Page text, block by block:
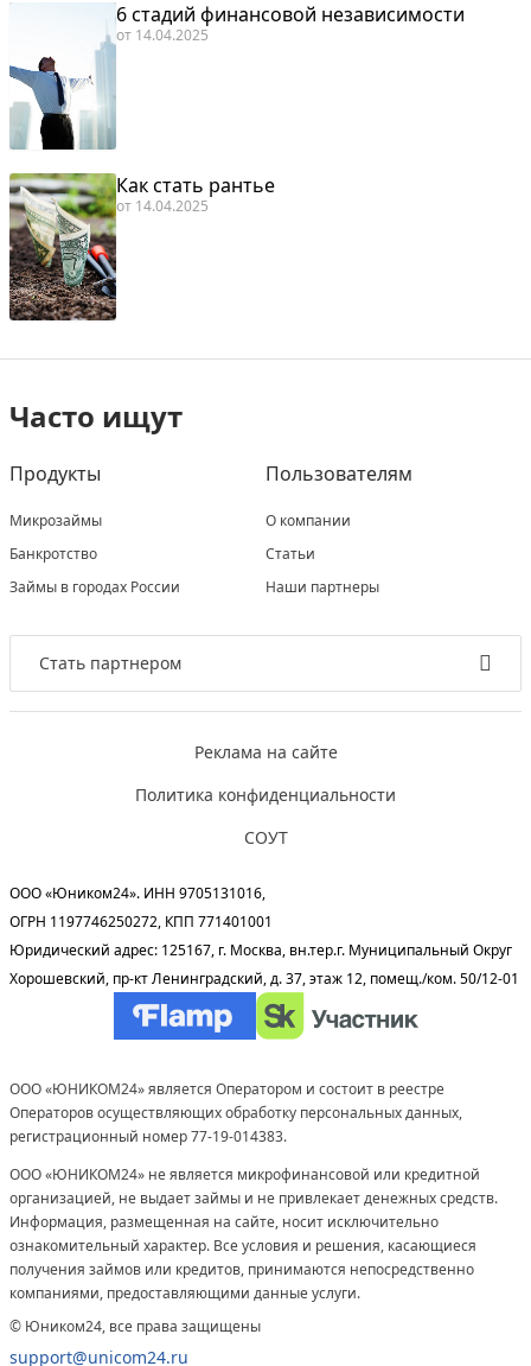
6 стадий финансовой независимости
от 14.04.2025
Как стать рантье
от 14.04.2025
Часто ищут
Продукты
Микрозаймы
Банкротство
Займы в городах России
Пользователям
О компании
Статьи
Наши партнеры
Стать партнером
Реклама на сайте
Политика конфиденциальности
СОУТ
ООО «Юником24». ИНН 9705131016,
ОГРН 1197746250272, КПП 771401001
Юридический адрес: 125167, г. Москва, вн.тер.г. Муниципальный Округ
Хорошевский, пр-кт Ленинградский, д. 37, этаж 12, помещ./ком. 50/12-01
ООО «ЮНИКОМ24» является Оператором и состоит в реестре
Операторов осуществляющих обработку персональных данных,
регистрационный номер 77-19-014383.
ООО «ЮНИКОМ24» не является микрофинансовой или кредитной
организацией, не выдает займы и не привлекает денежных средств.
Информация, размещенная на сайте, носит исключительно
ознакомительный характер. Все условия и решения, касающиеся
получения займов или кредитов, принимаются непосредственно
компаниями, предоставляющими данные услуги.
© Юником24, все права защищены
support@unicom24.ru